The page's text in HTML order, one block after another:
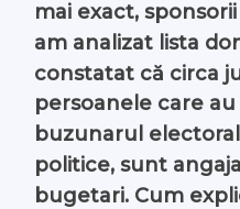
Contacte
mai exact,
am analizat lista
constatat că circa
persoanele care
buzunarul
politice, sunt
bugetari. Cum